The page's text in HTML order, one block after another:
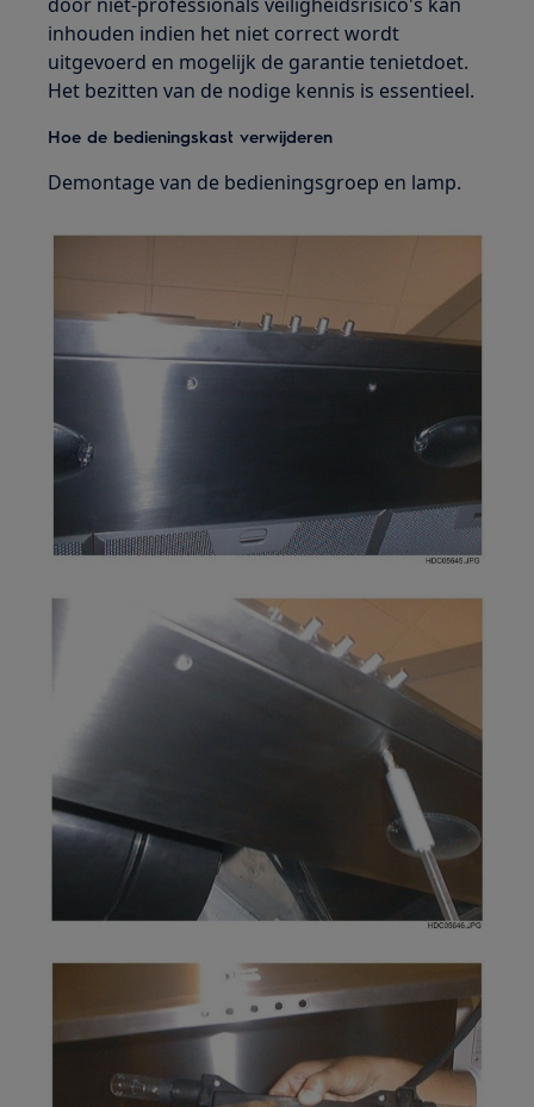
inhouden indien het niet correct wordt
uitgevoerd en mogelijk de garantie tenietdoet.
Het bezitten van de nodige kennis is essentieel.
Hoe de bedieningskast verwijderen
Demontage van de bedieningsgroep en lamp.